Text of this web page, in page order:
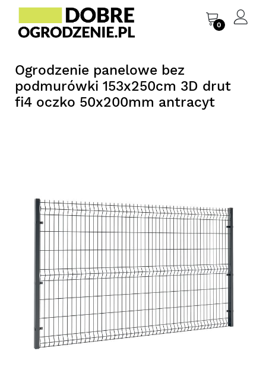
0
Ogrodzenie panelowe bez
podmurówki 153x250cm 3D drut
fi4 oczko 50x200mm antracyt